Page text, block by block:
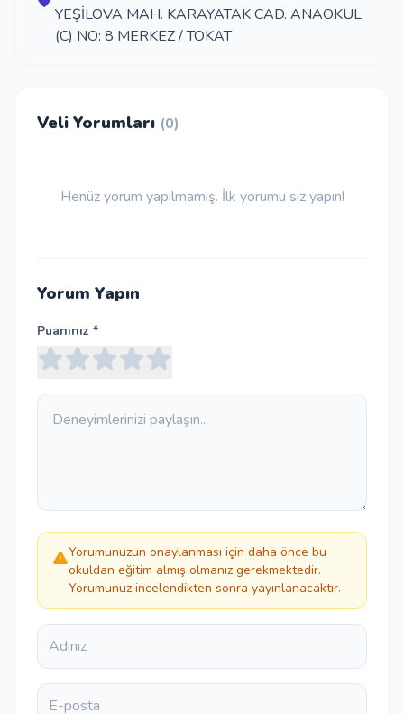
Kayıt Ol
YEŞİLOVA MAH. KARAYATAK CAD. ANAOKUL
(C) NO: 8 MERKEZ / TOKAT
Veli Yorumları (0)
Henüz yorum yapılmamış. İlk yorumu siz yapın!
Yorum Yapın
Puanınız *
Yorumunuzun onaylanması için daha önce bu
okuldan eğitim almış olmanız gerekmektedir.
Yorumunuz incelendikten sonra yayınlanacaktır.